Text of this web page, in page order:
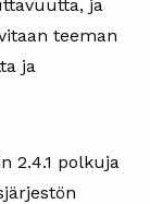
ja
teeman
ja
2.4.1 polkuja